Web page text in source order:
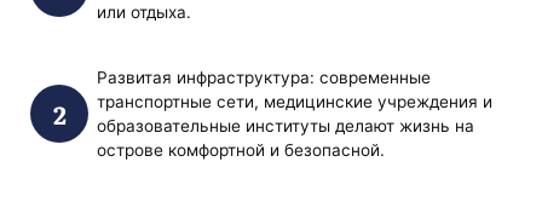
или отдыха.
Развитая инфраструктура: современные
транспортные сети, медицинские учреждения и
образовательные институты делают жизнь на
острове комфортной и безопасной.